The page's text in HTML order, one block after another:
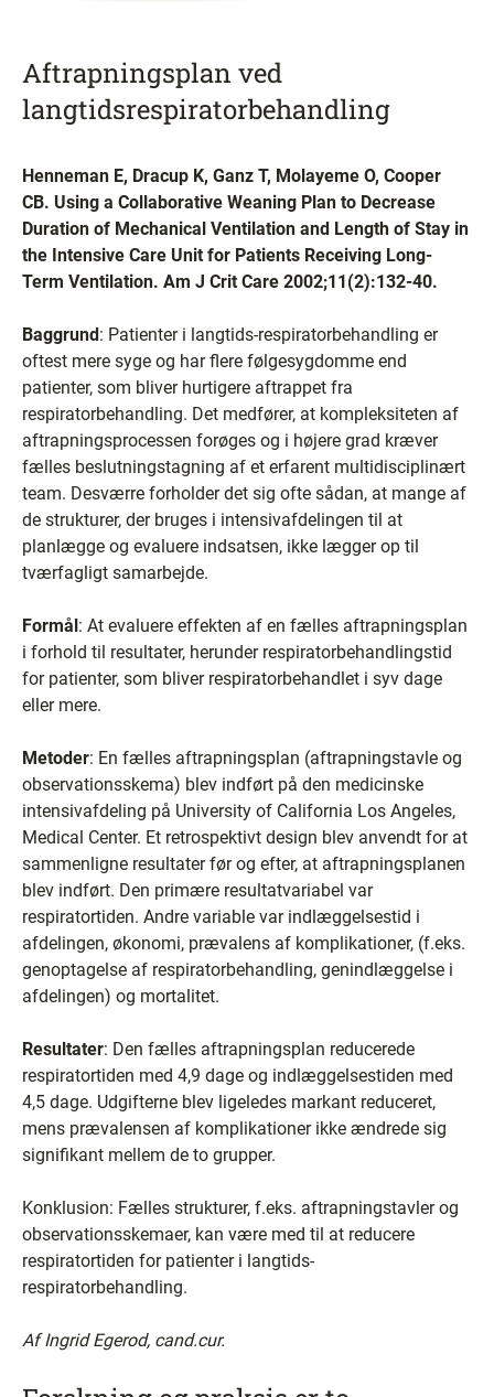
Aftrapningsplan ved
langtidsrespiratorbehandling
Henneman E, Dracup K, Ganz T, Molayeme O, Cooper
CB. Using a Collaborative Weaning Plan to Decrease
Duration of Mechanical Ventilation and Length of Stay in
the Intensive Care Unit for Patients Receiving Long-
Term Ventilation. Am J Crit Care 2002;11(2):132-40.
Baggrund: Patienter i langtids-respiratorbehandling er
oftest mere syge og har flere følgesygdomme end
patienter, som bliver hurtigere aftrappet fra
respiratorbehandling. Det medfører, at kompleksiteten af
aftrapningsprocessen forøges og i højere grad kræver
fælles beslutningstagning af et erfarent multidisciplinært
team. Desværre forholder det sig ofte sådan, at mange af
de strukturer, der bruges i intensivafdelingen til at
planlægge og evaluere indsatsen, ikke lægger op til
tværfagligt samarbejde.
Formål: At evaluere effekten af en fælles aftrapningsplan
i forhold til resultater, herunder respiratorbehandlingstid
for patienter, som bliver respiratorbehandlet i syv dage
eller mere.
Metoder: En fælles aftrapningsplan (aftrapningstavle og
observationsskema) blev indført på den medicinske
intensivafdeling på University of California Los Angeles,
Medical Center. Et retrospektivt design blev anvendt for at
sammenligne resultater før og efter, at aftrapningsplanen
blev indført. Den primære resultatvariabel var
respiratortiden. Andre variable var indlæggelsestid i
afdelingen, økonomi, prævalens af komplikationer, (f.eks.
genoptagelse af respiratorbehandling, genindlæggelse i
afdelingen) og mortalitet.
Resultater: Den fælles aftrapningsplan reducerede
respiratortiden med 4,9 dage og indlæggelsestiden med
4,5 dage. Udgifterne blev ligeledes markant reduceret,
mens prævalensen af komplikationer ikke ændrede sig
signifikant mellem de to grupper.
Konklusion: Fælles strukturer, f.eks. aftrapningstavler og
observationsskemaer, kan være med til at reducere
respiratortiden for patienter i langtids-
respiratorbehandling.
Af Ingrid Egerod, cand.cur.